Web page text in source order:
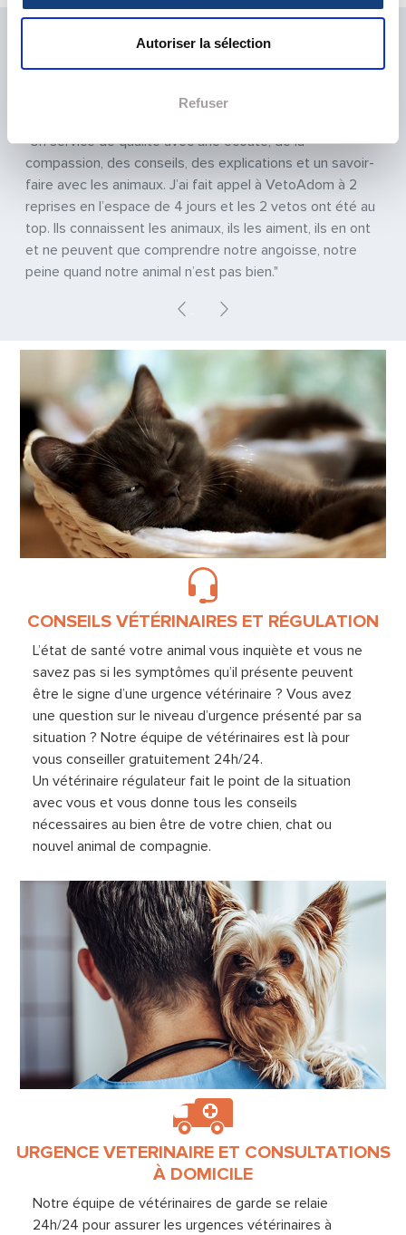
Autoriser la sélection
Refuser
LA SATISFACTION DE NOS PATIENTS EST
Previous
"Un service de qualité avec une écoute, de la
compassion, des conseils, des explications et un savoir-
faire avec les animaux. J’ai fait appel à VetoAdom à 2
reprises en l’espace de 4 jours et les 2 vetos ont été au
top. Ils connaissent les animaux, ils les aiment, ils en ont
et ne peuvent que comprendre notre angoisse, notre
peine quand notre animal n’est pas bien."
Previous
CONSEILS VÉTÉRINAIRES ET RÉGULATION
L’état de santé votre animal vous inquiète et vous ne
savez pas si les symptômes qu’il présente peuvent
être le signe d’une urgence vétérinaire ? Vous avez
une question sur le niveau d’urgence présenté par sa
situation ? Notre équipe de vétérinaires est là pour
vous conseiller gratuitement 24h/24.
Un vétérinaire régulateur fait le point de la situation
avec vous et vous donne tous les conseils
nécessaires au bien être de votre chien, chat ou
nouvel animal de compagnie.
URGENCE VETERINAIRE ET CONSULTATIONS
À DOMICILE
Notre équipe de vétérinaires de garde se relaie
24h/24 pour assurer les urgences vétérinaires à